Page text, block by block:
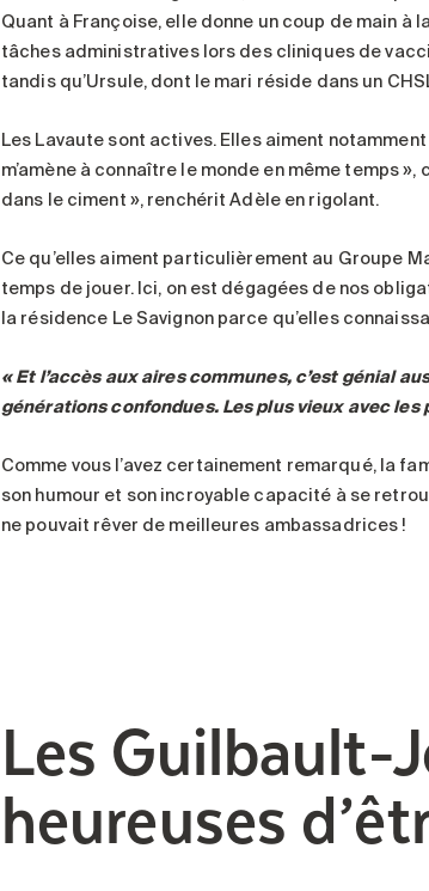
Quant à Françoise, elle donne un coup de main à
tâches administratives lors des cliniques de
tandis qu’Ursule, dont le mari réside dans un
Les Lavaute sont actives. Elles aiment
m’amène à connaître le monde en même temps
dans le ciment », renchérit Adèle en rigolant.
Ce qu’elles aiment particulièrement au Groupe
temps de jouer. Ici, on est dégagées de nos
la résidence Le Savignon parce qu’elles
« Et l’accès aux aires communes, c’est génial
générations confondues. Les plus vieux avec les
Comme vous l’avez certainement remarqué, la
son humour et son incroyable capacité à se
ne pouvait rêver de meilleures ambassadrices !
Les Guilbault-
heureuses